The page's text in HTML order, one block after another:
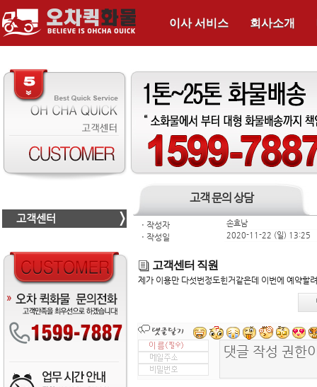
이사 서비스 회사소개
고객센터
고객 문의 상담
ㆍ 작성자 손효남
ㆍ 작성일 2020-11-22 (일) 13:25
고객센터 직원
제가 이용만 다섯번정도힌거같은데 이번에 예약할